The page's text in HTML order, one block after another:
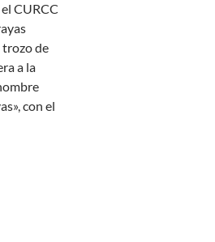
CURCC
trozo de
a la
con el